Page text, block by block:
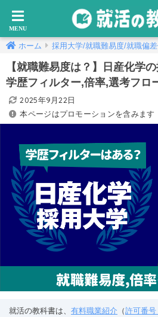
ホーム 採用大学/就職難易度/就職偏
【就職難易度は？】日産化学
学歴フィルター,倍率,選考フロ
2025年9月22日
本ページはプロモーションを含みます
就活の教科書は、 有料職業紹介 （許可番号